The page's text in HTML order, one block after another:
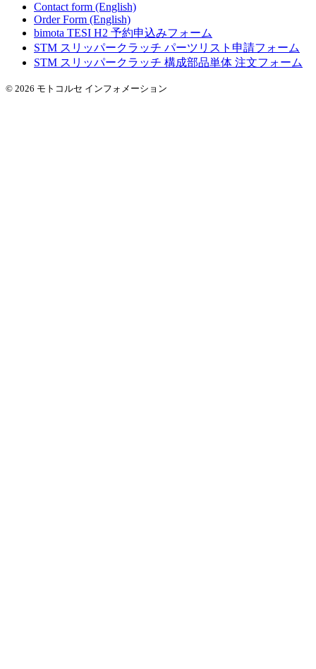
Contact form (English)
Order Form (English)
bimota TESI H2 予約申込みフォーム
STM スリッパークラッチ パーツリスト申請フォーム
STM スリッパークラッチ 構成部品単体 注文フォーム
© 2026 モトコルセ インフォメーション